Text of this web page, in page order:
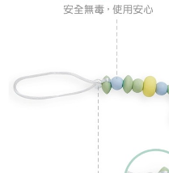
４．使用「AFTEE先享後付」時
時審查核予不同之上限額度；若
請求用戶進行身份認證。
５．嚴禁一人註冊多個帳號或使
恩沛科技股份有限公司將有權停